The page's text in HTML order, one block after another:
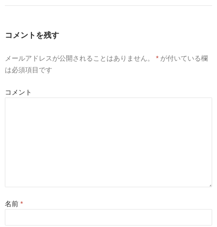
ー
ョ
ン
コメントを残す
メールアドレスが公開されることはありません。 * が付いている欄
は必須項目です
コメント
名前 *